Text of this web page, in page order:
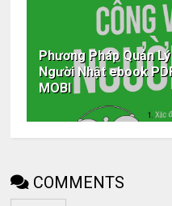
Phương Pháp Quản
Người Nhật ebook
MOBI
COMMENTS